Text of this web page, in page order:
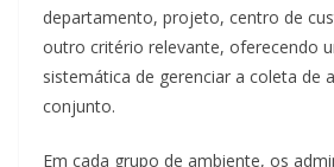
departamento, projeto, centro de
outro critério relevante, oferecendo
sistemática de gerenciar a coleta de
conjunto.
Em cada grupo de ambiente, os